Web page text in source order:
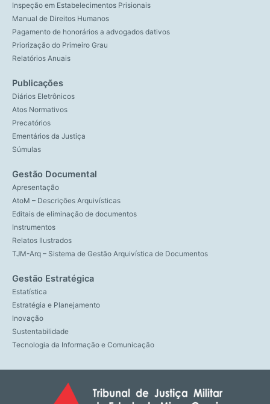
Inspeção em Estabelecimentos Prisionais
Manual de Direitos Humanos
Pagamento de honorários a advogados dativos
Priorização do Primeiro Grau
Relatórios Anuais
Publicações
Diários Eletrônicos
Atos Normativos
Precatórios
Ementários da Justiça
Súmulas
Gestão Documental
Apresentação
AtoM – Descrições Arquivísticas
Editais de eliminação de documentos
Instrumentos
Relatos Ilustrados
TJM-Arq – Sistema de Gestão Arquivística de Documentos
Gestão Estratégica
Estatística
Estratégia e Planejamento
Inovação
Sustentabilidade
Tecnologia da Informação e Comunicação